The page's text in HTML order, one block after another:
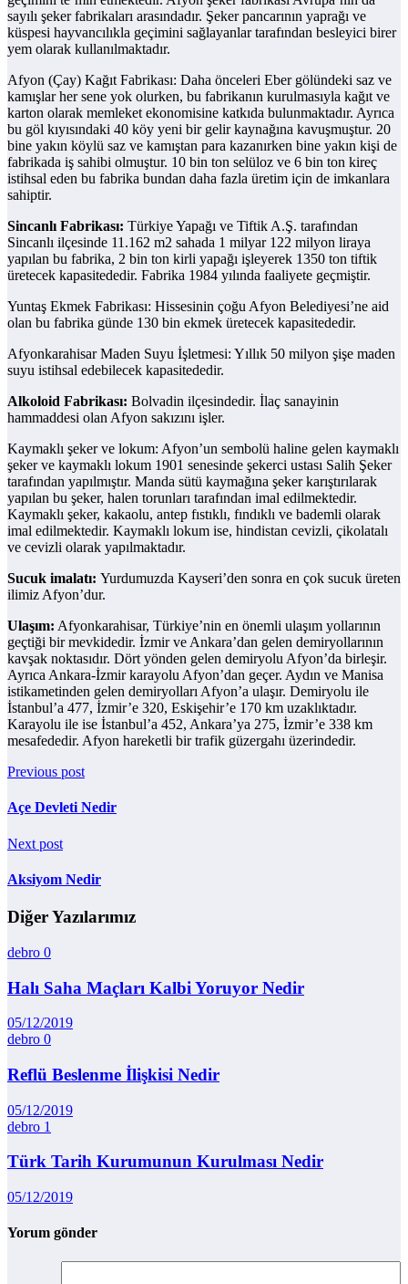
sayılı şeker fabrikaları arasındadır. Şeker pancarının yaprağı ve
küspesi hayvancılıkla geçimini sağlayanlar tarafından besleyici birer
yem olarak kullanılmaktadır.
Afyon (Çay) Kağıt Fabrikası: Daha önceleri Eber gölündeki saz ve
kamışlar her sene yok olurken, bu fabrikanın kurulmasıyla kağıt ve
karton olarak memleket ekonomisine katkıda bulunmaktadır. Ayrıca
bu göl kıyısındaki 40 köy yeni bir gelir kaynağına kavuşmuştur. 20
bine yakın köylü saz ve kamıştan para kazanırken bine yakın kişi de
fabrikada iş sahibi olmuştur. 10 bin ton selüloz ve 6 bin ton kireç
istihsal eden bu fabrika bundan daha fazla üretim için de imkanlara
sahiptir.
Sincanlı Fabrikası: Türkiye Yapağı ve Tiftik A.Ş. tarafından
Sincanlı ilçesinde 11.162 m2 sahada 1 milyar 122 milyon liraya
yapılan bu fabrika, 2 bin ton kirli yapağı işleyerek 1350 ton tiftik
üretecek kapasitededir. Fabrika 1984 yılında faaliyete geçmiştir.
Yuntaş Ekmek Fabrikası: Hissesinin çoğu Afyon Belediyesi’ne aid
olan bu fabrika günde 130 bin ekmek üretecek kapasitededir.
Afyonkarahisar Maden Suyu İşletmesi: Yıllık 50 milyon şişe maden
suyu istihsal edebilecek kapasitededir.
Alkoloid Fabrikası: Bolvadin ilçesindedir. İlaç sanayinin
hammaddesi olan Afyon sakızını işler.
Kaymaklı şeker ve lokum: Afyon’un sembolü haline gelen kaymaklı
şeker ve kaymaklı lokum 1901 senesinde şekerci ustası Salih Şeker
tarafından yapılmıştır. Manda sütü kaymağına şeker karıştırılarak
yapılan bu şeker, halen torunları tarafından imal edilmektedir.
Kaymaklı şeker, kakaolu, antep fıstıklı, fındıklı ve bademli olarak
imal edilmektedir. Kaymaklı lokum ise, hindistan cevizli, çikolatalı
ve cevizli olarak yapılmaktadır.
Sucuk imalatı: Yurdumuzda Kayseri’den sonra en çok sucuk üreten
ilimiz Afyon’dur.
Ulaşım: Afyonkarahisar, Türkiye’nin en önemli ulaşım yollarının
geçtiği bir mevkidedir. İzmir ve Ankara’dan gelen demiryollarının
kavşak noktasıdır. Dört yönden gelen demiryolu Afyon’da birleşir.
Ayrıca Ankara-İzmir karayolu Afyon’dan geçer. Aydın ve Manisa
istikametinden gelen demiryolları Afyon’a ulaşır. Demiryolu ile
İstanbul’a 477, İzmir’e 320, Eskişehir’e 170 km uzaklıktadır.
Karayolu ile ise İstanbul’a 452, Ankara’ya 275, İzmir’e 338 km
mesafededir. Afyon hareketli bir trafik güzergahı üzerindedir.
Previous post
Açe Devleti Nedir
Next post
Aksiyom Nedir
Diğer Yazılarımız
debro 0
Halı Saha Maçları Kalbi Yoruyor Nedir
05/12/2019
debro 0
Reflü Beslenme İlişkisi Nedir
05/12/2019
debro 1
Türk Tarih Kurumunun Kurulması Nedir
05/12/2019
Yorum gönder